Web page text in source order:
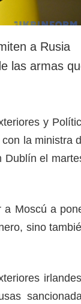
a Rusia
las armas
y
la ministra
Dublín el
a Moscú a
sino